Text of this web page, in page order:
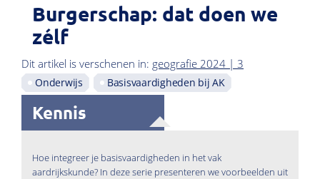
Burgerschap: dat doen we
zélf
Dit artikel is verschenen in: geografie 2024 | 3
Onderwijs Basisvaardigheden bij AK
Kennis
Hoe integreer je basisvaardigheden in het vak
aardrijkskunde? In deze serie presenteren we voorbeelden uit